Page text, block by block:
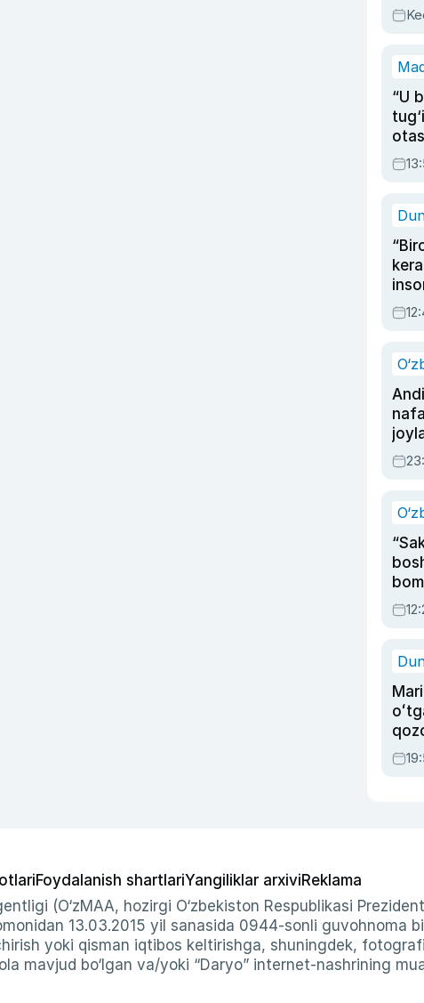
“U
Foydalanish shartlariYangiliklar arxiviReklama
(O‘zMAA, hozirgi O‘zbekiston Respublikasi
13.03.2015 yil sanasida 0944-sonli guvohnoma
yoki qisman iqtibos keltirishga, shuningdek,
mavjud bo‘lgan va/yoki “Daryo” internet-nashrining